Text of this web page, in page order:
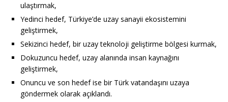
ulaştırmak,
Yedinci hedef, Türkiye’de uzay sanayii ekosistemini
geliştirmek,
Sekizinci hedef, bir uzay teknoloji geliştirme bölgesi kurmak,
Dokuzuncu hedef, uzay alanında insan kaynağını
geliştirmek,
Onuncu ve son hedef ise bir Türk vatandaşını uzaya
göndermek olarak açıklandı.